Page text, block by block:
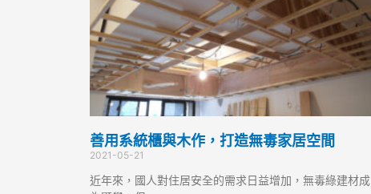
善用系統櫃與木作，打造無毒家居空間
2021-05-21
近年來，國人對住居安全的需求日益增加，無毒綠建材成